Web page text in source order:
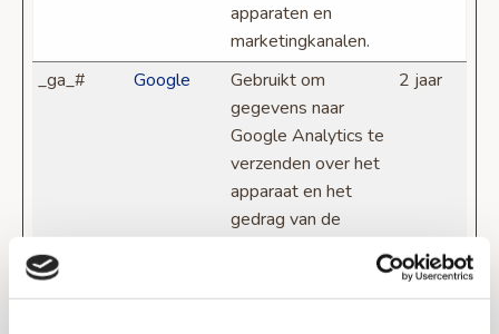
apparaten en
marketingkanalen.
_ga_# Google
Gebruikt om
gegevens naar
Google Analytics te
verzenden over het
apparaat en het
gedrag van de
verschillende
2 jaar